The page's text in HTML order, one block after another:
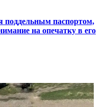
поддельным паспортом,
на опечатку в его